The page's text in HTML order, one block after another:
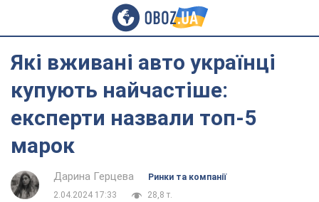
Які вживані авто українці
купують найчастіше:
експерти назвали топ-5
марок
Дарина Герцева
Ринки та компанії
2.04.2024 17:33
28,8 т.